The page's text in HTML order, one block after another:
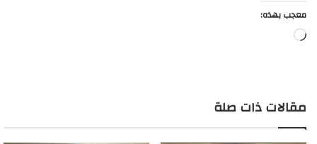
معجب بهذه:
جاري
مقالات ذات صلة